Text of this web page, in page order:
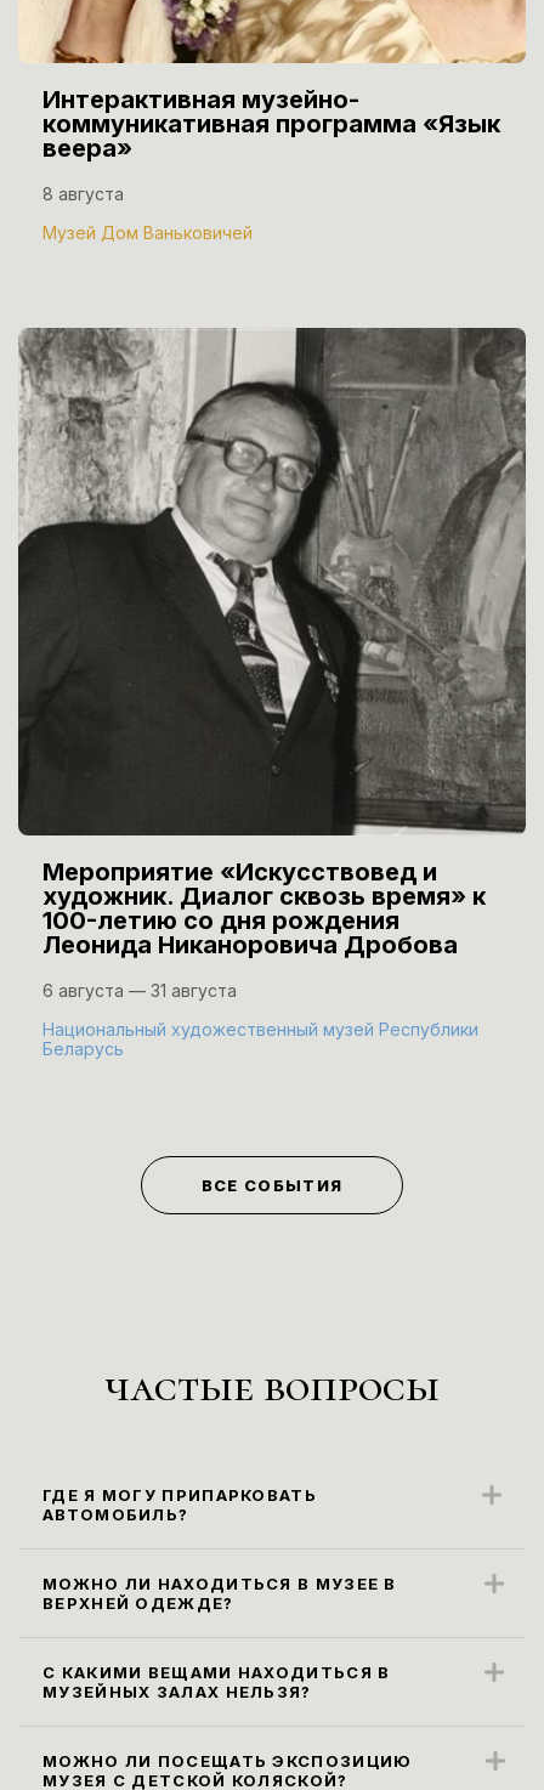
Интерактивная музейно-
коммуникативная программа «Язык
веера»
8 августа
Музей Дом Ваньковичей
Мероприятие «Искусствовед и
художник. Диалог сквозь время» к
100-летию со дня рождения
Леонида Никаноровича Дробова
6 августа — 31 августа
Национальный художественный музей Республики
Беларусь
ВСЕ СОБЫТИЯ
частые вопросы
ГДЕ Я МОГУ ПРИПАРКОВАТЬ
АВТОМОБИЛЬ?
находятся вдоль ул. Карла Маркса
(парковка платная).
МОЖНО ЛИ НАХОДИТЬСЯ В МУЗЕЕ В
ВЕРХНЕЙ ОДЕЖДЕ?
предусматривают посещение экспозиции
в верхней одежде. Ее необходимо
С КАКИМИ ВЕЩАМИ НАХОДИТЬСЯ В
МУЗЕЙНЫХ ЗАЛАХ НЕЛЬЗЯ?
размером более 30х40х20 см, а также
МОЖНО ЛИ ПОСЕЩАТЬ ЭКСПОЗИЦИЮ
МУЗЕЯ С ДЕТСКОЙ КОЛЯСКОЙ?